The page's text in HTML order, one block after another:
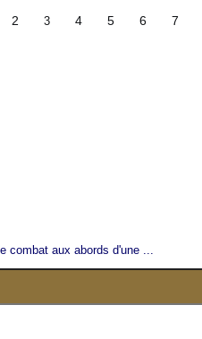
2 3 4 5 6 7
combat aux abords d'une ...